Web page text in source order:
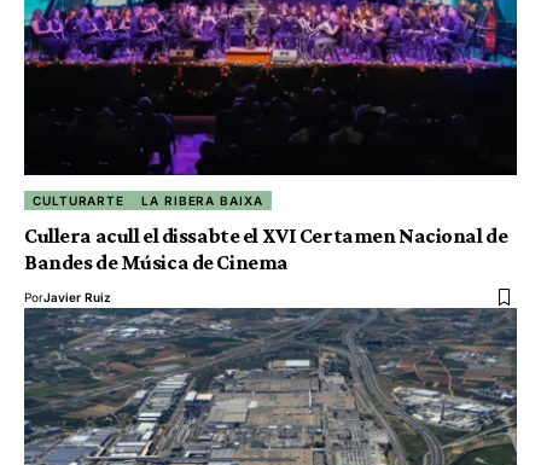
CULTURARTE LA RIBERA BAIXA
Cullera acull el dissabte el XVI Certamen Nacional de
Bandes de Música de Cinema
PorJavier Ruiz